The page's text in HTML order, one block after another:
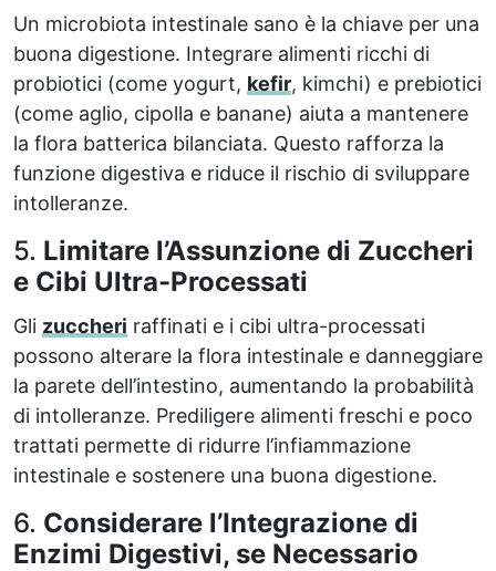
Un microbiota intestinale sano è la chiave per una
buona digestione. Integrare alimenti ricchi di
probiotici (come yogurt, kefir, kimchi) e prebiotici
(come aglio, cipolla e banane) aiuta a mantenere
la flora batterica bilanciata. Questo rafforza la
funzione digestiva e riduce il rischio di sviluppare
intolleranze.
5. Limitare l’Assunzione di Zuccheri
e Cibi Ultra-Processati
Gli zuccheri raffinati e i cibi ultra-processati
possono alterare la flora intestinale e danneggiare
la parete dell’intestino, aumentando la probabilità
di intolleranze. Prediligere alimenti freschi e poco
trattati permette di ridurre l’infiammazione
intestinale e sostenere una buona digestione.
6. Considerare l’Integrazione di
Enzimi Digestivi, se Necessario